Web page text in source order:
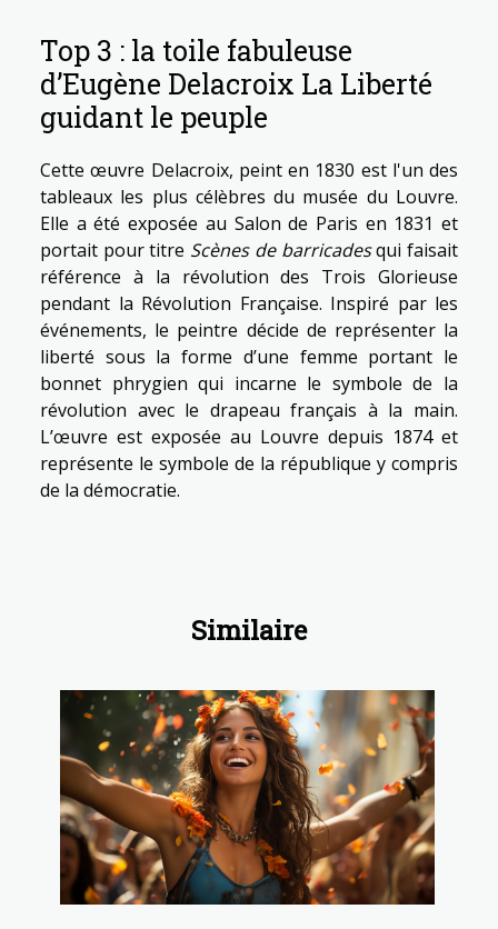
Top 3 : la toile fabuleuse
d’Eugène Delacroix La Liberté
guidant le peuple
Cette œuvre Delacroix, peint en 1830 est l'un des
tableaux les plus célèbres du musée du Louvre.
Elle a été exposée au Salon de Paris en 1831 et
portait pour titre Scènes de barricadesqui faisait
référence à la révolution des Trois Glorieuse
pendant la Révolution Française. Inspiré par les
événements, le peintre décide de représenter la
liberté sous la forme d’une femme portant le
bonnet phrygien qui incarne le symbole de la
révolution avec le drapeau français à la main.
L’œuvre est exposée au Louvre depuis 1874 et
représente le symbole de la république y compris
de la démocratie.
Similaire